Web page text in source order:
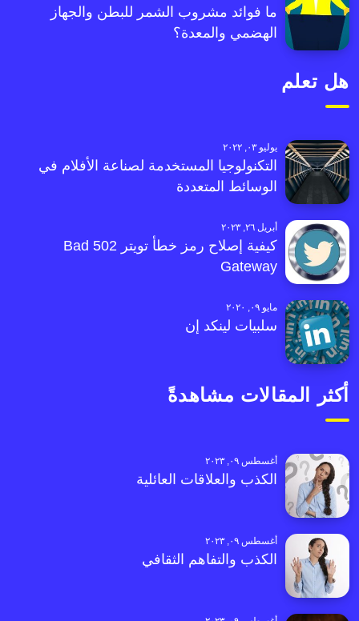
ما فوائد مشروب الشمر للبطن والجهاز
الهضمي والمعدة؟
هل تعلم
يوليو ٠٣, ٢٠٢٢
التكنولوجيا المستخدمة لصناعة الأفلام في
الوسائط المتعددة
أبريل ٢٦, ٢٠٢٣
كيفية إصلاح رمز خطأ تويتر 502 Bad
Gateway
مايو ٠٩, ٢٠٢٠
سلبيات لينكد إن
أكثر المقالات مشاهدةً
أغسطس ٠٩, ٢٠٢٣
الكذب والعلاقات العائلية
أغسطس ٠٩, ٢٠٢٣
الكذب والتفاهم الثقافي